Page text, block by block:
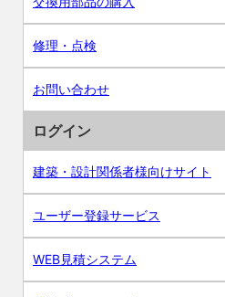
修理・点検
お問い合わせ
ログイン
建築・設計関係者様向けサイト
ユーザー登録サービス
WEB見積システム